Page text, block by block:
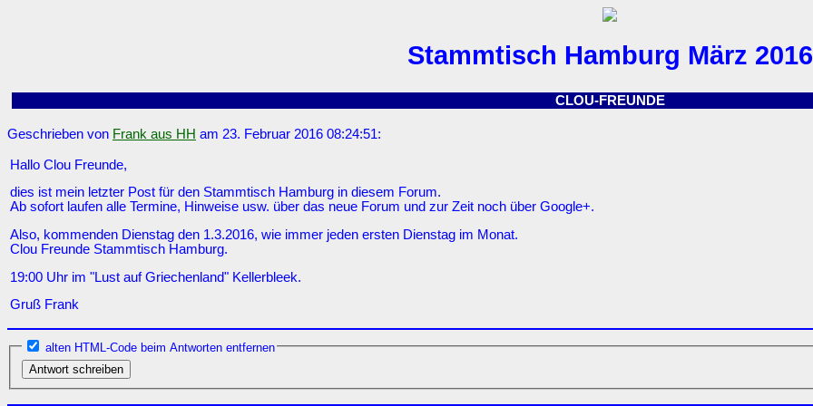
Stammtisch Hamburg März 2016
CLOU-FREUNDE
Geschrieben von Frank aus HH am 23. Februar 2016 08:24:51:
Hallo Clou Freunde,
dies ist mein letzter Post für den Stammtisch Hamburg in diesem Forum.
Ab sofort laufen alle Termine, Hinweise usw. über das neue Forum und zur Zeit noch über Google+.
Also, kommenden Dienstag den 1.3.2016, wie immer jeden ersten Dienstag im Monat.
Clou Freunde Stammtisch Hamburg.
19:00 Uhr im "Lust auf Griechenland" Kellerbleek.
Gruß Frank
alten HTML-Code beim Antworten entfernen